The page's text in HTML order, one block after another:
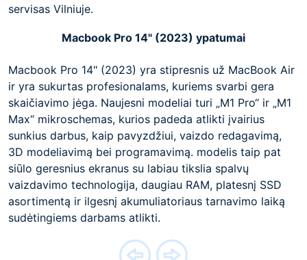
servisas Vilniuje.
Macbook Pro 14" (2023) ypatumai
Macbook Pro 14" (2023) yra stipresnis už MacBook Air
ir yra sukurtas profesionalams, kuriems svarbi gera
skaičiavimo jėga. Naujesni modeliai turi „M1 Pro“ ir „M1
Max“ mikroschemas, kurios padeda atlikti įvairius
sunkius darbus, kaip pavyzdžiui, vaizdo redagavimą,
3D modeliavimą bei programavimą. modelis taip pat
siūlo geresnius ekranus su labiau tikslia spalvų
vaizdavimo technologija, daugiau RAM, platesnį SSD
asortimentą ir ilgesnį akumuliatoriaus tarnavimo laiką
sudėtingiems darbams atlikti.